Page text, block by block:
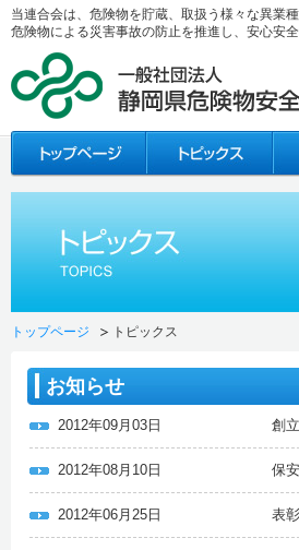
当連合会は、危険物を貯蔵、取扱う様々な異業
危険物による災害事故の防止を推進し、安心安
トップページ トピックス
お知らせ
2012年09月03日 創
2012年08月10日 保
2012年06月25日 表